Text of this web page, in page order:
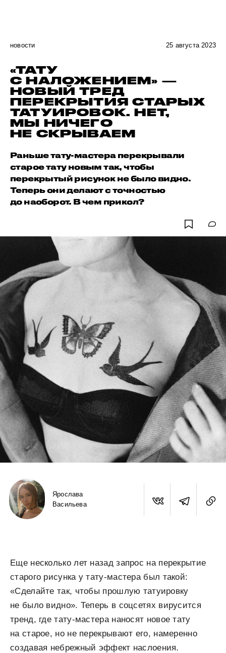
новости 25 августа 2023
«ТАТУ
С НАЛОЖЕНИЕМ» —
НОВЫЙ ТРЕД
ПЕРЕКРЫТИЯ СТАРЫХ
ТАТУИРОВОК. НЕТ,
МЫ НИЧЕГО
НЕ СКРЫВАЕМ
Раньше тату-мастера перекрывали
старое тату новым так, чтобы
перекрытый рисунок не было видно.
Теперь они делают с точностью
до наоборот. В чем прикол?
Ярослава
Васильева
Еще несколько лет назад запрос на перекрытие
старого рисунка у тату-мастера был такой:
«Сделайте так, чтобы прошлую татуировку
не было видно». Теперь в соцсетях вирусится
тренд, где тату-мастера наносят новое тату
на старое, но не перекрывают его, намеренно
создавая небрежный эффект наслоения.